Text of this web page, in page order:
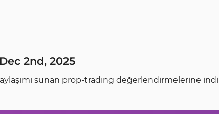
2nd, 2025
sunan prop-trading değerlendirmelerine